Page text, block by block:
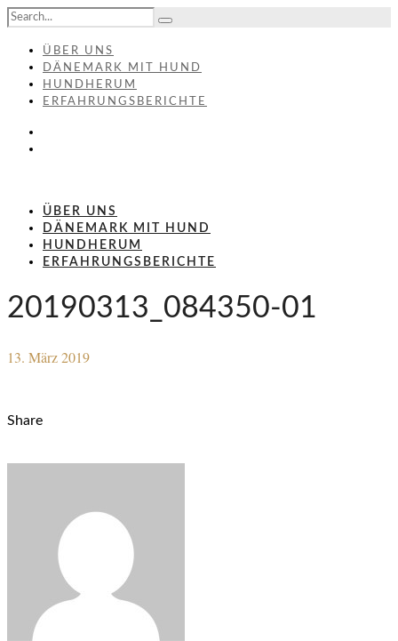
ÜBER UNS
DÄNEMARK MIT HUND
HUNDHERUM
ERFAHRUNGSBERICHTE
ÜBER UNS
DÄNEMARK MIT HUND
HUNDHERUM
ERFAHRUNGSBERICHTE
20190313_084350-01
13. März 2019
Share